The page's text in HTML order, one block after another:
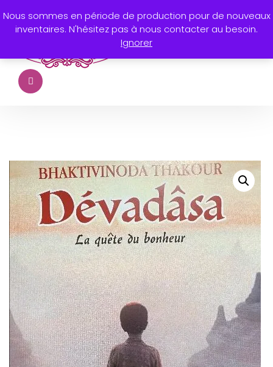
Nous sommes en période de production pour de nouveaux
inventaires. N'hésitez pas à nous contacter au besoin.
Ignorer